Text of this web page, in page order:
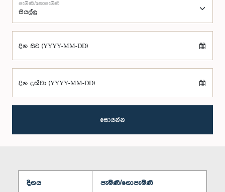
පැමිණි/නොපැමිණි
දින සිට (YYYY-MM-DD)
දින දක්වා (YYYY-MM-DD)
සොයන්න
දිනය පැමිණි/නොපැමිණි